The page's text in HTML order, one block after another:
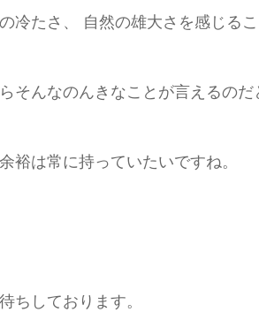
冷たさ、 自然の雄大さを感じるこ
そんなのんきなことが言えるのだ
裕は常に持っていたいですね。
ちしております。